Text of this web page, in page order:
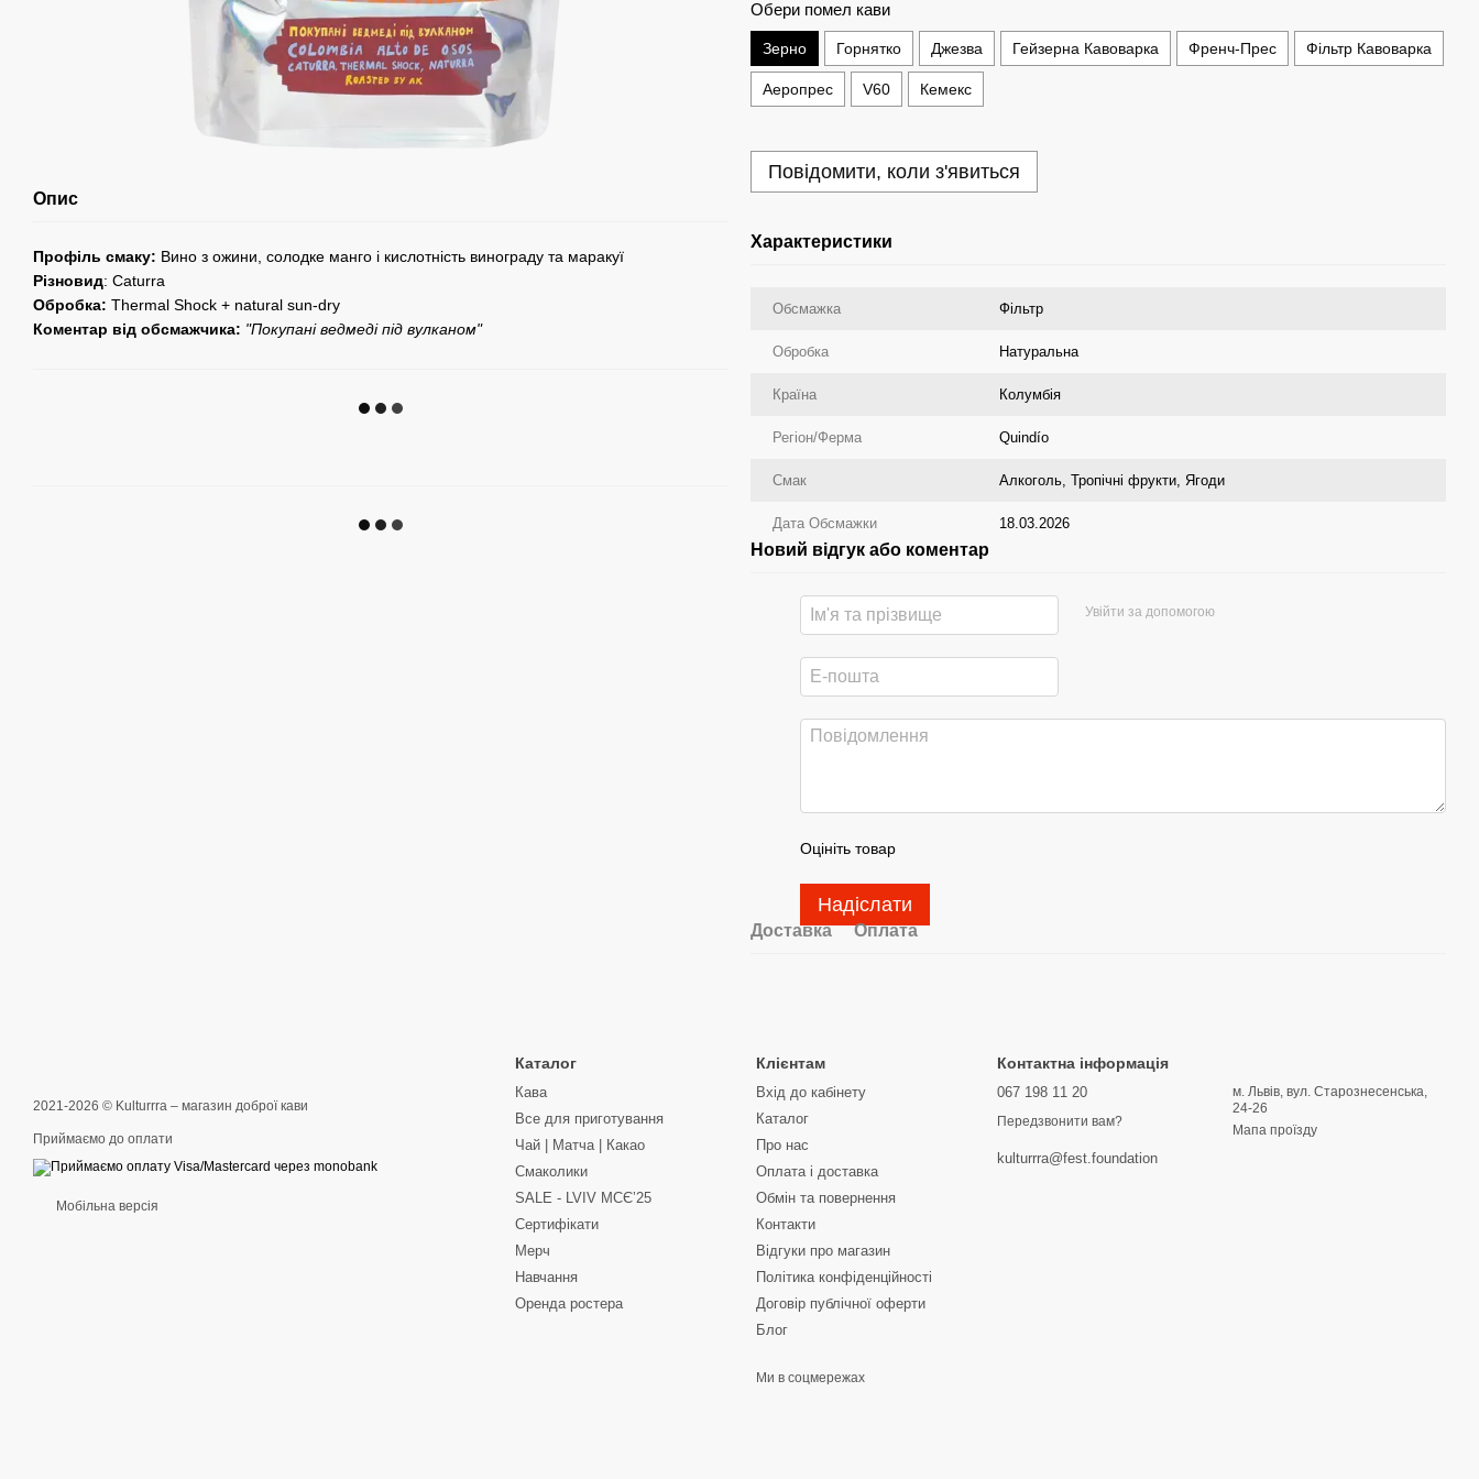
Опис
Профіль смаку: Вино з ожини, солодке манго і кислотність винограду та маракуї
Різновид: Caturra
Обробка: Thermal Shock + natural sun-dry
Коментар від обсмажчика: "Покупані ведмеді під вулканом"
Обери помел кави
Зерно Горнятко Джезва Гейзерна Кавоварка Френч-Прес Фільтр Кавоварка
Аеропрес V60 Кемекс
Повідомити, коли з'явиться
Характеристики
Обсмажка Фільтр
Обробка Натуральна
Країна Колумбія
Регіон/Ферма Quindío
Смак Алкоголь, Тропічні фрукти, Ягоди
Дата Обсмажки 18.03.2026
Новий відгук або коментар
Увійти за допомогою
Оцініть товар
Надіслати
Доставка Оплата
2021-2026 © Kulturrra – магазин доброї кави
Приймаємо до оплати
Мобільна версія
Каталог
Кава
Все для приготування
Чай | Матча | Какао
Смаколики
SALE - LVIV MCЄʼ25
Сертифікати
Мерч
Навчання
Оренда ростера
Клієнтам
Вхід до кабінету
Каталог
Про нас
Оплата і доставка
Обмін та повернення
Контакти
Відгуки про магазин
Політика конфіденційності
Договір публічної оферти
Блог
Ми в соцмережах
Контактна інформація
067 198 11 20
Передзвонити вам?
kulturrra@fest.foundation
м. Львів, вул. Старознесенська,
24-26
Мапа проїзду